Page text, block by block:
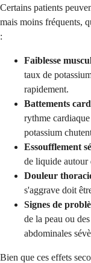
Certains patients
mais moins fréquents,
:
Faiblesse
taux de
rapidement.
Battements
rythme
potassium
Essoufflement
de liquide
Douleur
s'aggrave doit
Signes de
de la peau ou
abdominales
Bien que ces effets